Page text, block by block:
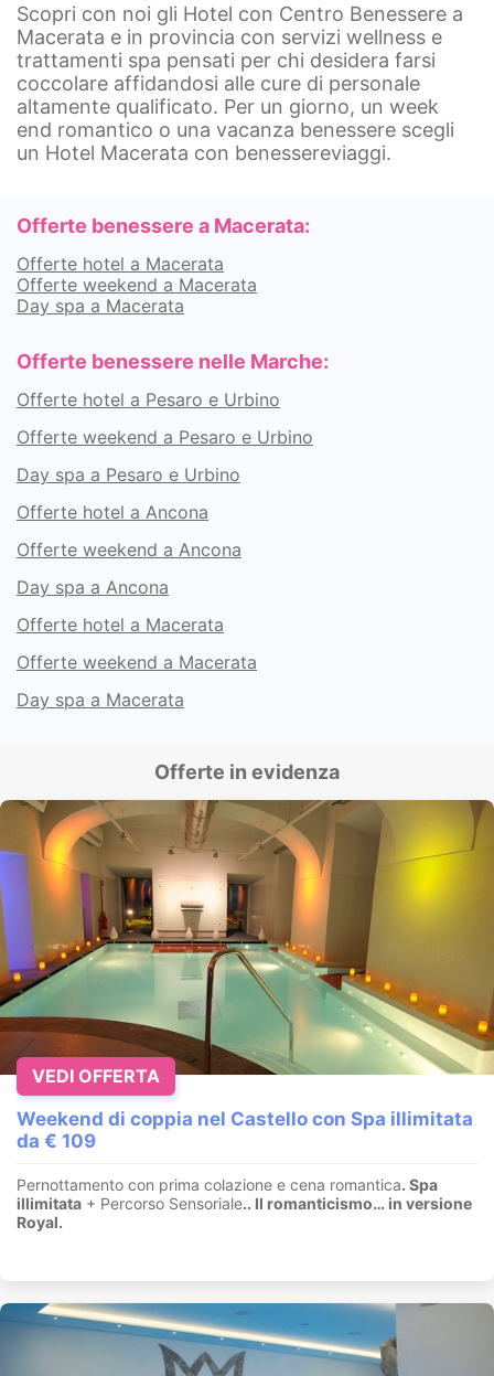
Scopri con noi gli Hotel con Centro Benessere a
Macerata e in provincia con servizi wellness e
trattamenti spa pensati per chi desidera farsi
coccolare affidandosi alle cure di personale
altamente qualificato. Per un giorno, un week
end romantico o una vacanza benessere scegli
un Hotel Macerata con benessereviaggi.
Offerte benessere a Macerata:
Offerte hotel a Macerata
Offerte weekend a Macerata
Day spa a Macerata
Offerte benessere nelle Marche:
Offerte hotel a Pesaro e Urbino
Offerte weekend a Pesaro e Urbino
Day spa a Pesaro e Urbino
Offerte hotel a Ancona
Offerte weekend a Ancona
Day spa a Ancona
Offerte hotel a Macerata
Offerte weekend a Macerata
Day spa a Macerata
Offerte in evidenza
Weekend di coppia nel Castello con Spa illimitata
da € 109
Pernottamento con prima colazione e cena romantica. Spa
illimitata + Percorso Sensoriale.. Il romanticismo… in versione
Royal.
VEDI OFFERTA